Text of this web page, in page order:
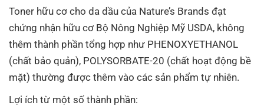
Toner hữu cơ cho da dầu của Nature’s Brands đạt
chứng nhận hữu cơ Bộ Nông Nghiệp Mỹ USDA, không
thêm thành phần tổng hợp như PHENOXYETHANOL
(chất bảo quản), POLYSORBATE-20 (chất hoạt động bề
mặt) thường được thêm vào các sản phẩm tự nhiên.
Lợi ích từ một số thành phần: